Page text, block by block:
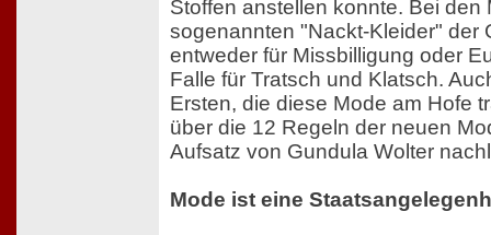
Stoffen anstellen konnte. Bei den
sogenannten "Nackt-Kleider" der
entweder für Missbilligung oder
Falle für Tratsch und Klatsch.
Ersten, die diese Mode am Hofe
über die 12 Regeln der neuen
Aufsatz von Gundula Wolter
Mode ist eine